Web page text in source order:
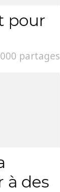
pour
partages
à des